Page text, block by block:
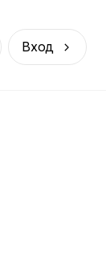
Вход